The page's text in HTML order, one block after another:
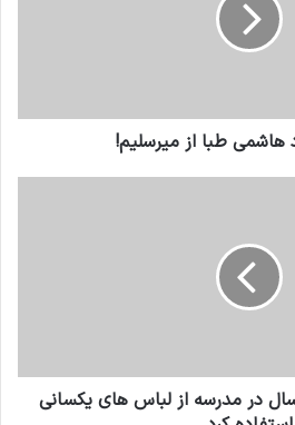
هاشمی طبا از میرسلیم!
که به مدت ۴۰ سال در مدرسه از لباس های یکسانی